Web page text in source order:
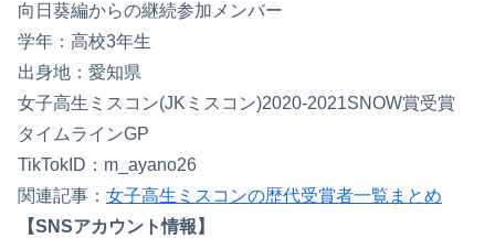
向日葵編からの継続参加メンバー
学年：高校3年生
出身地：愛知県
女子高生ミスコン(JKミスコン)2020-2021SNOW賞受賞
タイムラインGP
TikTokID：m_ayano26
関連記事： 女子高生ミスコンの歴代受賞者一覧まとめ
【SNSアカウント情報】